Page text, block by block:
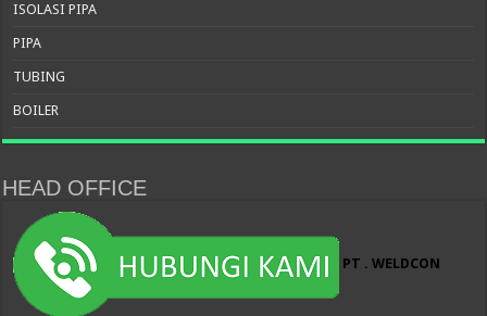
ISOLASI PIPA
PIPA
TUBING
BOILER
HEAD OFFICE
PT . WELDCON